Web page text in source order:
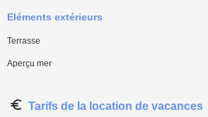
Eléments extérieurs
Terrasse
Aperçu mer
Tarifs de la location de vacances